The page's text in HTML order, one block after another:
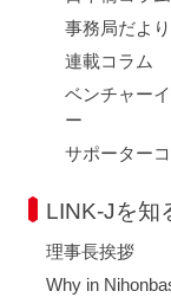
事務局だより
連載コラム
ベンチャー
ー
サポーター
LINK-Jを知
理事長挨拶
Why in